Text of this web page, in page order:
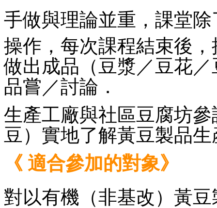
手做與理論並重， 課堂除
操作，每次課程結束後
做出成品（豆漿／豆花
品嘗／討論．
生產工廠與社區豆腐坊
豆）實地了解黃豆製品生
《 適合參加的對象》
對以有機（非基改）黃